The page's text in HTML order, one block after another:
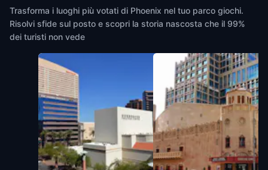
Trasforma i luoghi più votati di Phoenix nel tuo parco giochi.
Risolvi sfide sul posto e scopri la storia nascosta che il 99%
dei turisti non vede